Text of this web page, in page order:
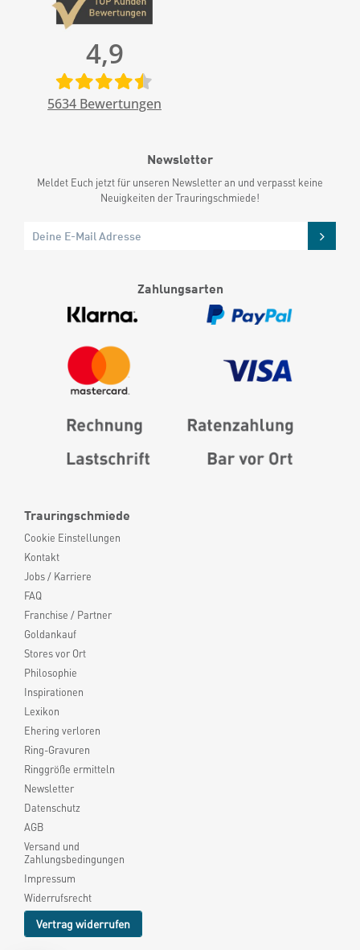
Trauringschmiede
Cookie Einstellungen
Kontakt
Jobs / Karriere
FAQ
Franchise / Partner
Goldankauf
Stores vor Ort
Philosophie
Inspirationen
Lexikon
Ehering verloren
Ring-Gravuren
Ringgröße ermitteln
Newsletter
Datenschutz
AGB
Versand und
Zahlungsbedingungen
Impressum
Widerrufsrecht
Vertrag widerrufen
4,9
5634 Bewertungen
Newsletter
Meldet Euch jetzt für unseren Newsletter an und verpasst keine
Neuigkeiten der Trauringschmiede!
Zahlungsarten